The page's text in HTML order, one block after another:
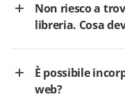
Non riesco a
libreria. Cosa
È possibile
web?